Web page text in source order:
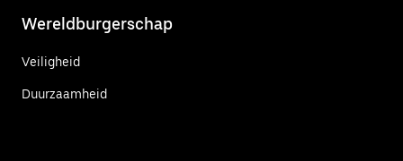
Wereldburgerschap
Veiligheid
Duurzaamheid